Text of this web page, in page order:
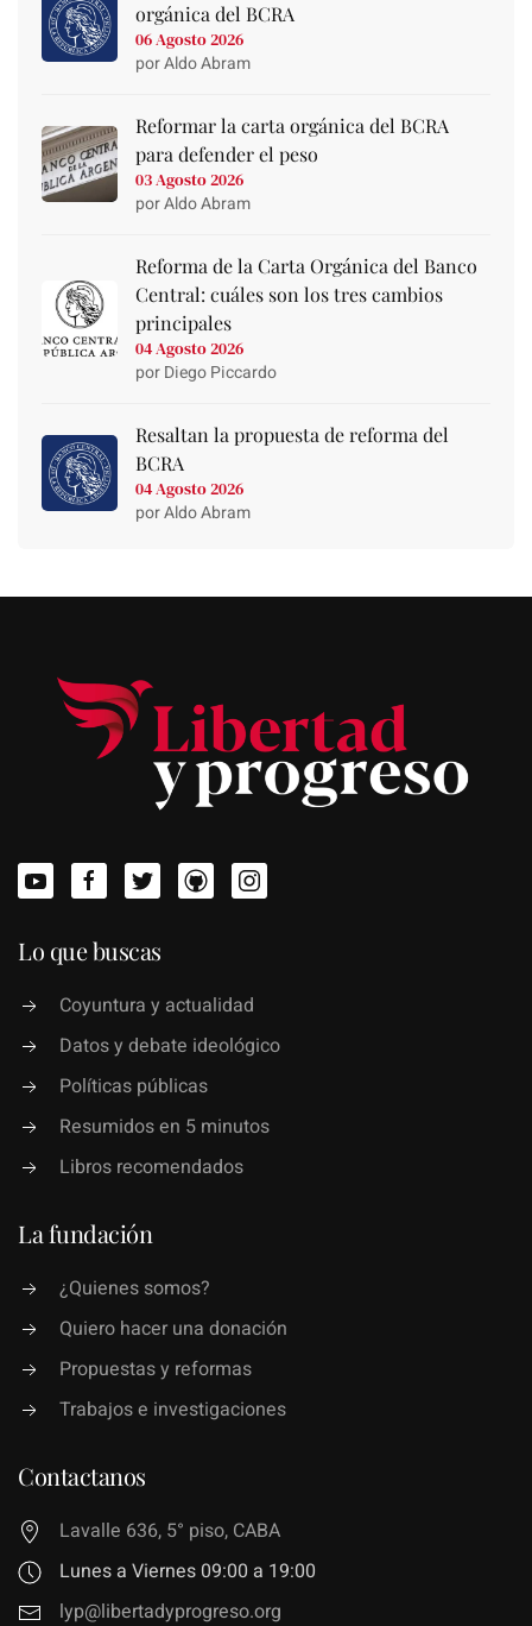
orgánica del BCRA
06 Agosto 2026
por Aldo Abram
Reformar la carta orgánica del BCRA
para defender el peso
03 Agosto 2026
por Aldo Abram
Reforma de la Carta Orgánica del Banco
Central: cuáles son los tres cambios
principales
04 Agosto 2026
por Diego Piccardo
Resaltan la propuesta de reforma del
BCRA
04 Agosto 2026
por Aldo Abram
Lo que buscas
Coyuntura y actualidad
Datos y debate ideológico
Políticas públicas
Resumidos en 5 minutos
Libros recomendados
La fundación
¿Quienes somos?
Quiero hacer una donación
Propuestas y reformas
Trabajos e investigaciones
Contactanos
Lavalle 636, 5° piso, CABA
Lunes a Viernes 09:00 a 19:00
lyp@libertadyprogreso.org